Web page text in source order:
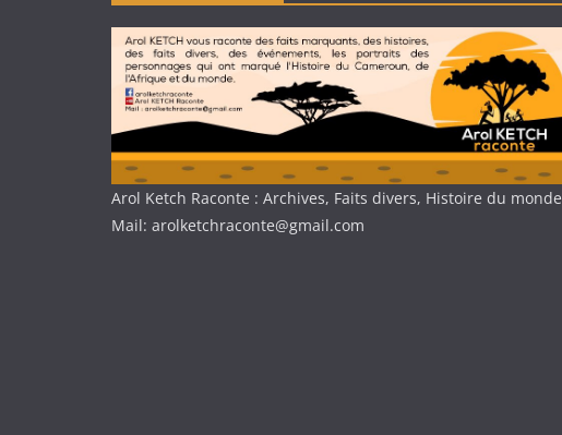
Arol Ketch Raconte : Archives, Faits divers, Histoire du monde
Mail: arolketchraconte@gmail.com